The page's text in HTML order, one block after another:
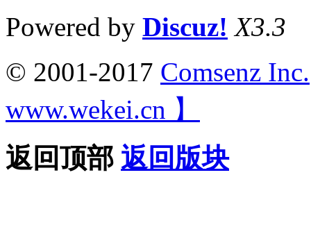
Powered by Discuz! X3.3
© 2001-2017 Comsenz Inc.
www.wekei.cn 】
返回顶部 返回版块